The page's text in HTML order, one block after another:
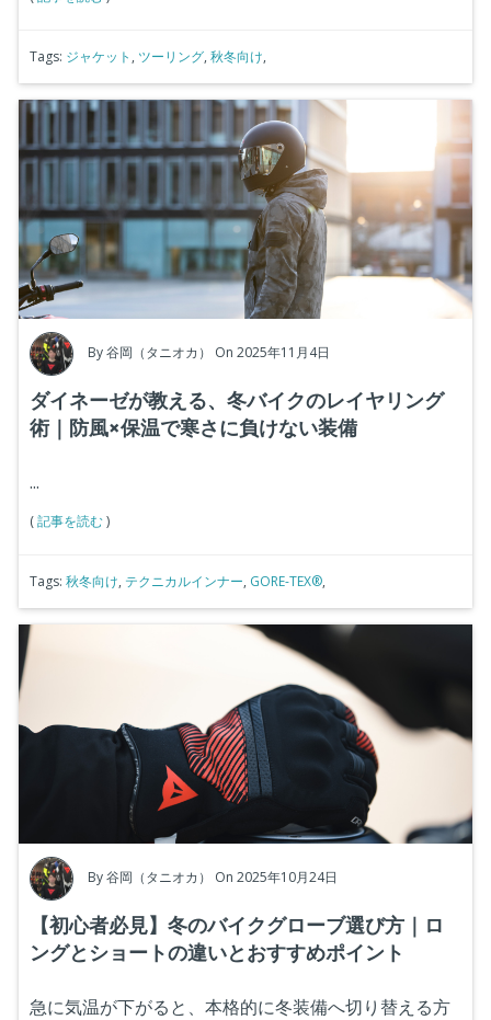
Tags: ジャケット , ツーリング, 秋冬向け,
By谷岡（タニオカ） On 2025年11月4日
ダイネーゼが教える、冬バイクのレイヤリング
術｜防風×保温で寒さに負けない装備
...
(記事を読む)
Tags: 秋冬向け, テクニカルインナー, GORE-TEX®,
By谷岡（タニオカ） On 2025年10月24日
【初心者必見】冬のバイクグローブ選び方｜ロ
ングとショートの違いとおすすめポイント
急に気温が下がると、本格的に冬装備へ切り替える方